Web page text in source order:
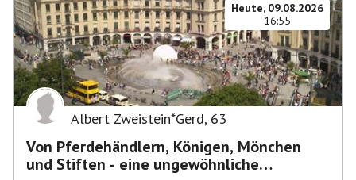
Heute, 09.08.2026
16:55
Albert Zweistein*Gerd, 63
Von Pferdehändlern, Königen, Mönchen
und Stiften - eine ungewöhnliche